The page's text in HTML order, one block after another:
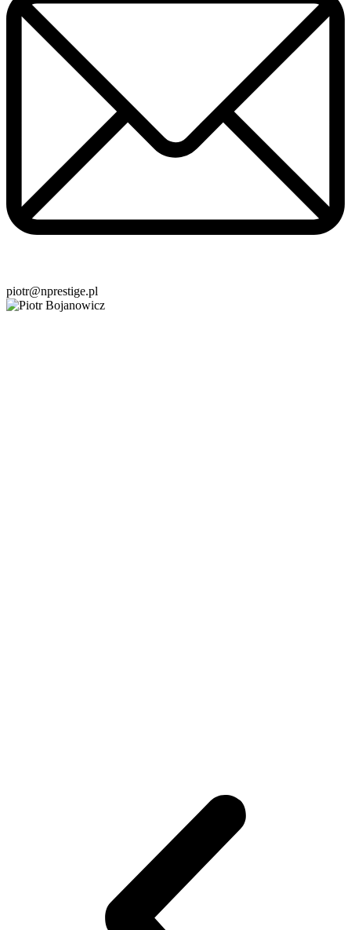
piotr@nprestige.pl